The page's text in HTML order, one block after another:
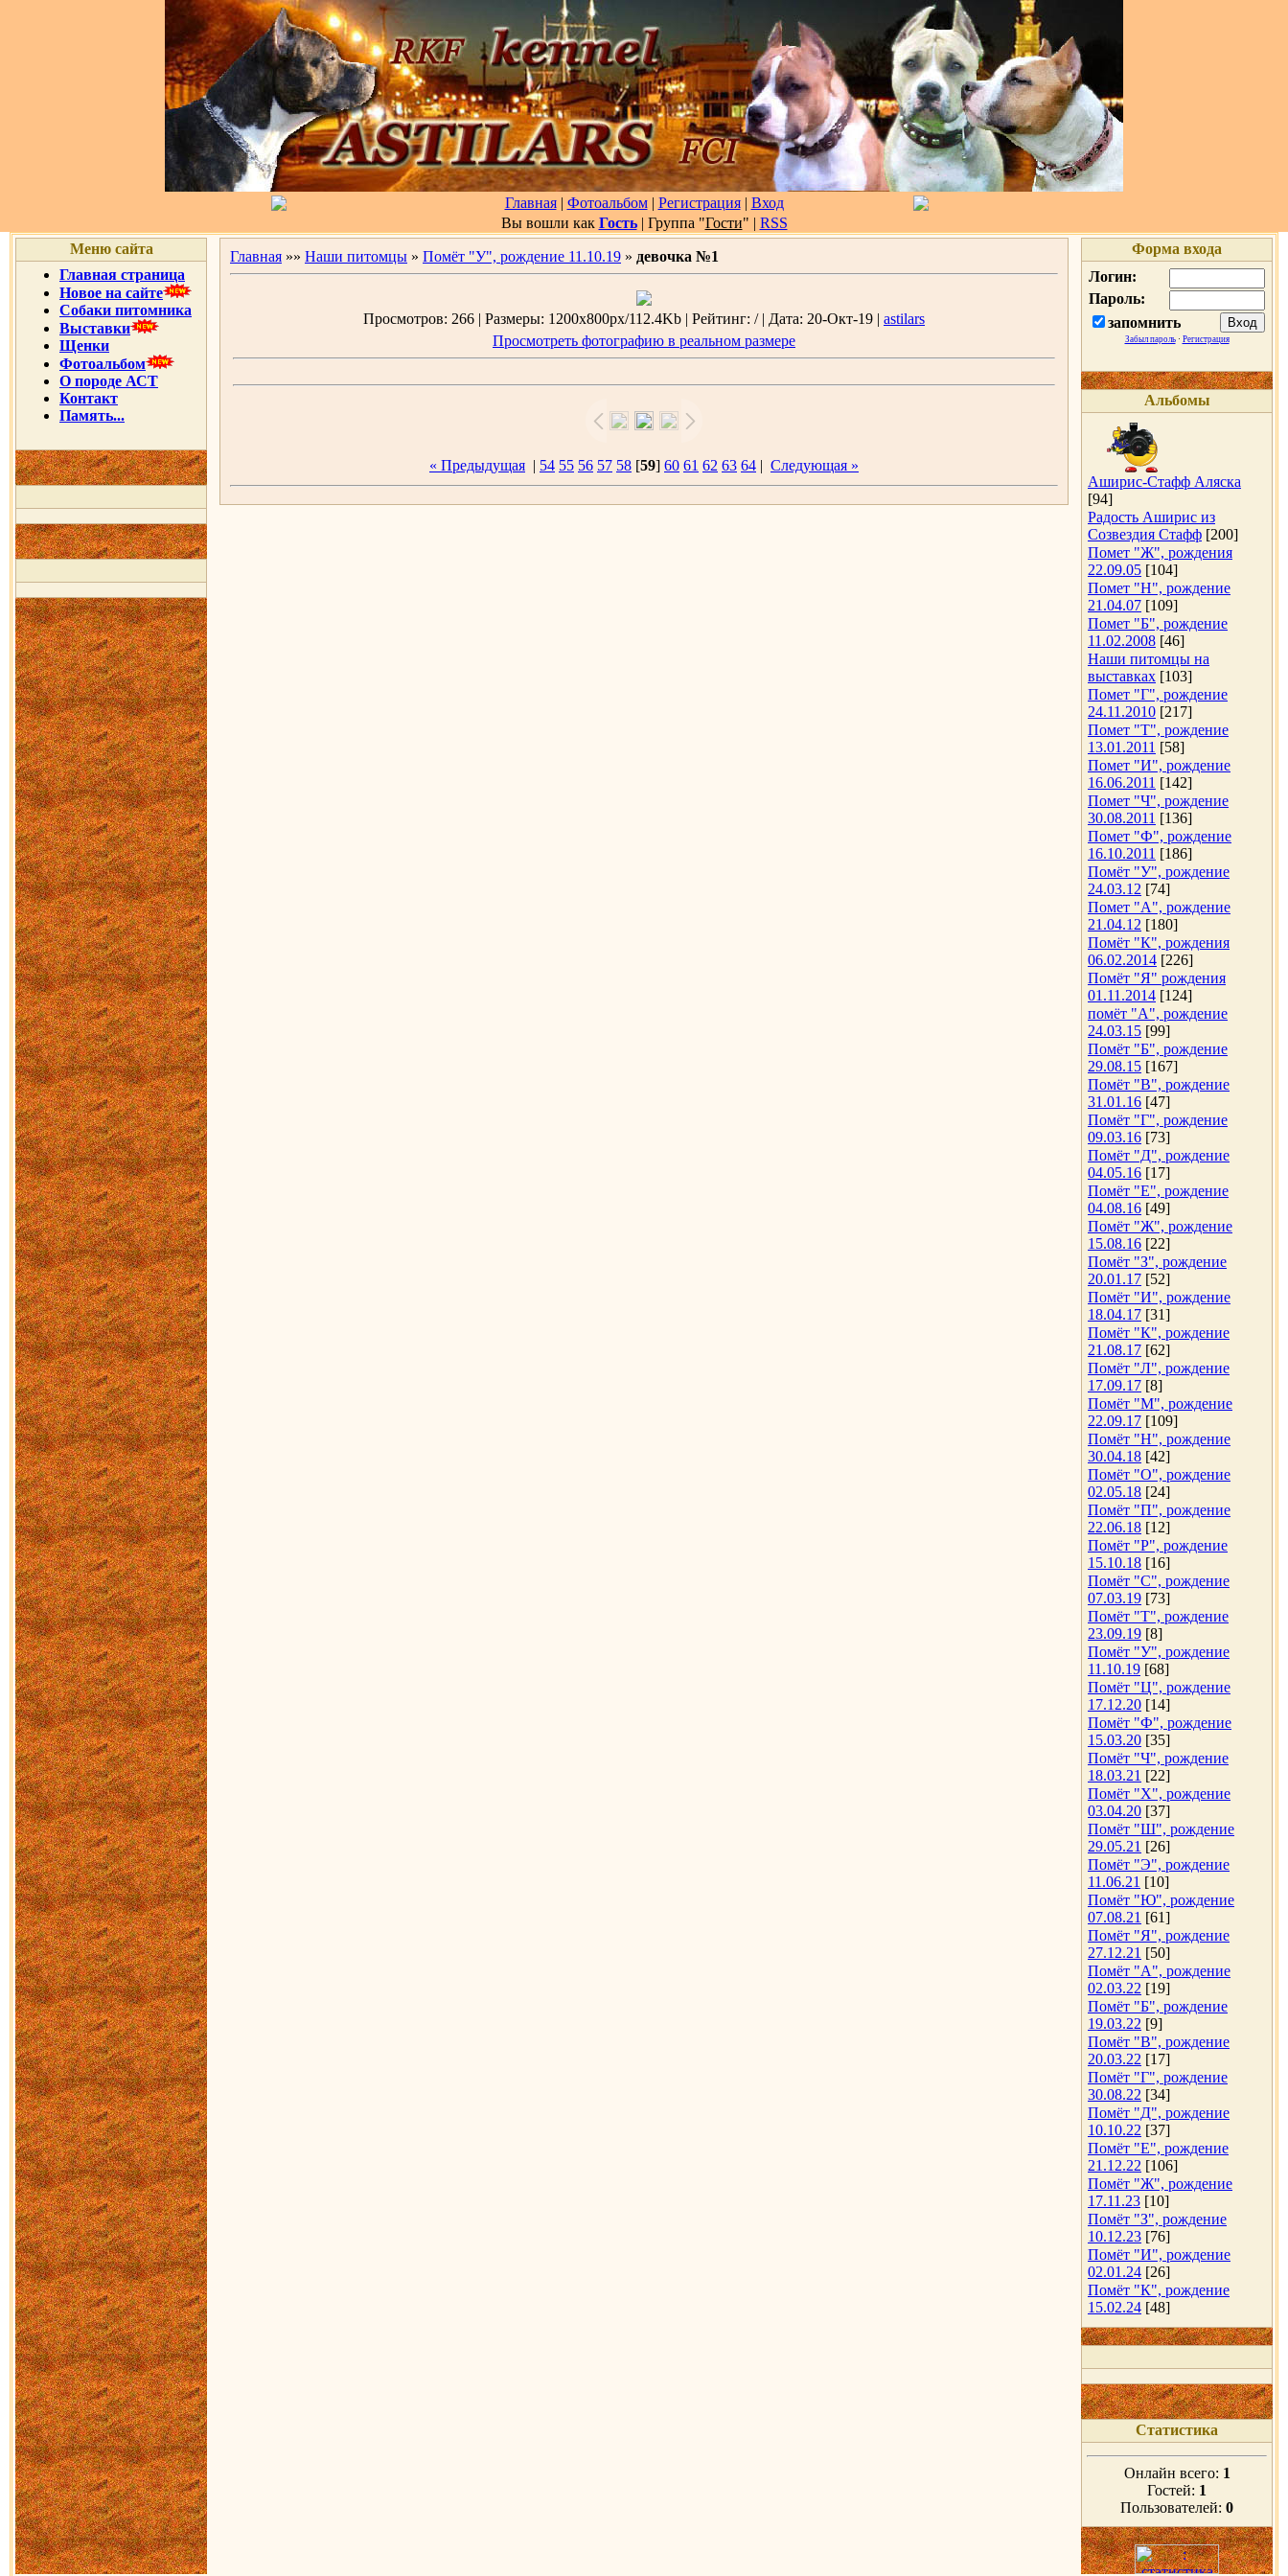
Главная| Фотоальбом| Регистрация| Вход
Вы вошли как Гость| Группа "Гости" | RSS
Меню сайта
Главная страница
Новое на сайте
Собаки питомника
Выставки
Щенки
Фотоальбом
О породе АСТ
Контакт
Память...
Главная »» Наши питомцы » Помёт "У", рождение 11.10.19 » девочка №1
Просмотров: 266 | Размеры: 1200x800px/112.4Kb | Рейтинг: / | Дата: 20-Окт-19 | astilars
Просмотреть фотографию в реальном размере
« Предыдущая | 54 55 56 57 58 [59] 60 61 62 63 64 | Следующая »
Форма входа
Логин:
Пароль:
запомнить
Забыл пароль· Регистрация
Альбомы
Аширис-Стафф Аляска
[94]
Радость Аширис из
Созвездия Стафф [200]
Помет "Ж", рождения
22.09.05 [104]
Помет "Н", рождение
21.04.07 [109]
Помет "Б", рождение
11.02.2008 [46]
Наши питомцы на
выставках [103]
Помет "Г", рождение
24.11.2010 [217]
Помет "Т", рождение
13.01.2011 [58]
Помет "И", рождение
16.06.2011 [142]
Помет "Ч", рождение
30.08.2011 [136]
Помет "Ф", рождение
16.10.2011 [186]
Помёт "У", рождение
24.03.12 [74]
Помет "А", рождение
21.04.12 [180]
Помёт "К", рождения
06.02.2014 [226]
Помёт "Я" рождения
01.11.2014 [124]
помёт "А", рождение
24.03.15 [99]
Помёт "Б", рождение
29.08.15 [167]
Помёт "В", рождение
31.01.16 [47]
Помёт "Г", рождение
09.03.16 [73]
Помёт "Д", рождение
04.05.16 [17]
Помёт "Е", рождение
04.08.16 [49]
Помёт "Ж", рождение
15.08.16 [22]
Помёт "З", рождение
20.01.17 [52]
Помёт "И", рождение
18.04.17 [31]
Помёт "К", рождение
21.08.17 [62]
Помёт "Л", рождение
17.09.17 [8]
Помёт "М", рождение
22.09.17 [109]
Помёт "Н", рождение
30.04.18 [42]
Помёт "О", рождение
02.05.18 [24]
Помёт "П", рождение
22.06.18 [12]
Помёт "Р", рождение
15.10.18 [16]
Помёт "С", рождение
07.03.19 [73]
Помёт "Т", рождение
23.09.19 [8]
Помёт "У", рождение
11.10.19 [68]
Помёт "Ц", рождение
17.12.20 [14]
Помёт "Ф", рождение
15.03.20 [35]
Помёт "Ч", рождение
18.03.21 [22]
Помёт "Х", рождение
03.04.20 [37]
Помёт "Ш", рождение
29.05.21 [26]
Помёт "Э", рождение
11.06.21 [10]
Помёт "Ю", рождение
07.08.21 [61]
Помёт "Я", рождение
27.12.21 [50]
Помёт "А", рождение
02.03.22 [19]
Помёт "Б", рождение
19.03.22 [9]
Помёт "В", рождение
20.03.22 [17]
Помёт "Г", рождение
30.08.22 [34]
Помёт "Д", рождение
10.10.22 [37]
Помёт "Е", рождение
21.12.22 [106]
Помёт "Ж", рождение
17.11.23 [10]
Помёт "З", рождение
10.12.23 [76]
Помёт "И", рождение
02.01.24 [26]
Помёт "К", рождение
15.02.24 [48]
Статистика
Онлайн всего: 1
Гостей: 1
Пользователей: 0